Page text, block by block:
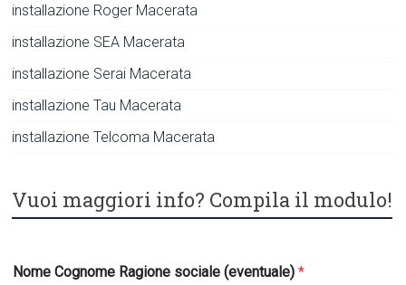
installazione Roger Macerata
installazione SEA Macerata
installazione Serai Macerata
installazione Tau Macerata
installazione Telcoma Macerata
Vuoi maggiori info? Compila il modulo!
Nome Cognome Ragione sociale (eventuale)*